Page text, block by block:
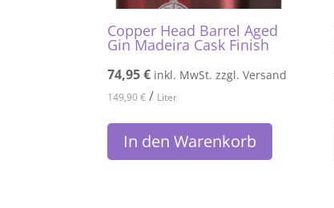
Copper Head Barrel Aged
Gin Madeira Cask Finish
74,95€ inkl. MwSt. zzgl. Versand
149,90€ / Liter
In den Warenkorb